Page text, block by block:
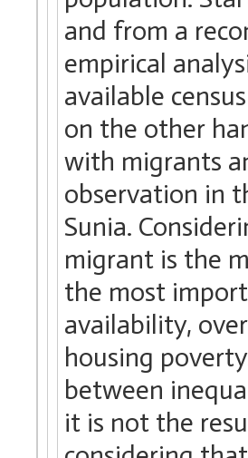
and from a
empirical
available
on the other
with migrants
observation in
Sunia.
migrant is the
the most
availability,
housing
between
it is not the